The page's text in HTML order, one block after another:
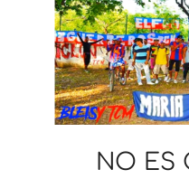
NO ES